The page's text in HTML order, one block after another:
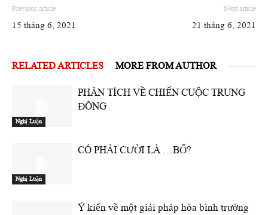
Previous article
15 tháng 6, 2021
Next article
21 tháng 6, 2021
RELATED ARTICLES MORE FROM AUTHOR
Nghị Luận
PHÂN TÍCH VỀ CHIẾN CUỘC TRUNG
ĐÔNG
Nghị Luận
CÓ PHẢI CƯỜI LÀ …BỔ?
Ý kiến về một giải pháp hòa bình trường